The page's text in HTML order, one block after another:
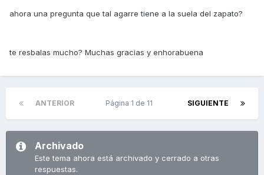
ahora una pregunta que tal agarre tiene a la suela del zapato?
te resbalas mucho? Muchas gracias y enhorabuena
ANTERIOR SIGUIENTE
Página 1 de 11
Archivado
Este tema ahora está archivado y cerrado a otras
respuestas.